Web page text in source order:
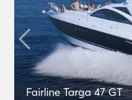
Fairline Targa 47 GT